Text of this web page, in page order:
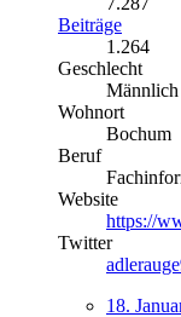
Beiträge
1.264
Geschlecht
Männlich
Wohnort
Bochum
Beruf
Website
https://
Twitter
18.